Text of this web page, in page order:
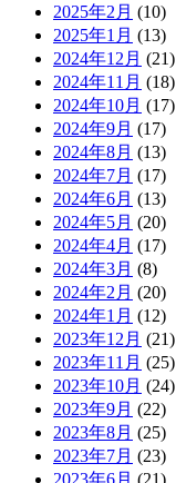
2025年2月 (10)
2025年1月 (13)
2024年12月 (21)
2024年11月 (18)
2024年10月 (17)
2024年9月 (17)
2024年8月 (13)
2024年7月 (17)
2024年6月 (13)
2024年5月 (20)
2024年4月 (17)
2024年3月 (8)
2024年2月 (20)
2024年1月 (12)
2023年12月 (21)
2023年11月 (25)
2023年10月 (24)
2023年9月 (22)
2023年8月 (25)
2023年7月 (23)
2023年6月 (21)